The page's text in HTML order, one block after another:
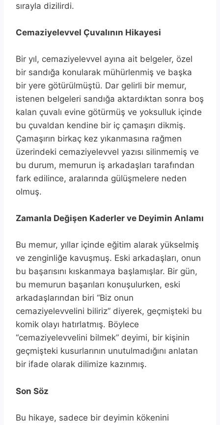
sırayla dizilirdi.
Cemaziyelevvel Çuvalının Hikayesi
Bir yıl, cemaziyelevvel ayına ait belgeler, özel
bir sandığa konularak mühürlenmiş ve başka
bir yere götürülmüştü. Dar gelirli bir memur,
istenen belgeleri sandığa aktardıktan sonra boş
kalan çuvalı evine götürmüş ve yoksulluk içinde
bu çuvaldan kendine bir iç çamaşırı dikmiş.
Çamaşırın birkaç kez yıkanmasına rağmen
üzerindeki cemaziyelevvel yazısı silinmemiş ve
bu durum, memurun iş arkadaşları tarafından
fark edilince, aralarında gülüşmelere neden
olmuş.
Zamanla Değişen Kaderler ve Deyimin Anlamı
Bu memur, yıllar içinde eğitim alarak yükselmiş
ve zenginliğe kavuşmuş. Eski arkadaşları, onun
bu başarısını kıskanmaya başlamışlar. Bir gün,
bu memurun başarıları konuşulurken, eski
arkadaşlarından biri “Biz onun
cemaziyelevvelini biliriz” diyerek, geçmişteki bu
komik olayı hatırlatmış. Böylece
“cemaziyelevvelini bilmek” deyimi, bir kişinin
geçmişteki kusurlarının unutulmadığını anlatan
bir ifade olarak dilimize kazınmış.
Son Söz
Bu hikaye, sadece bir deyimin kökenini